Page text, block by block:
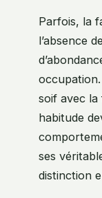
Parfois, la
l’absence
soif avec la
habitude
ses
distinction